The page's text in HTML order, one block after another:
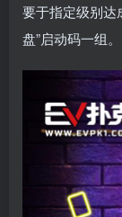
要于指定级别达
盘”启动码一组。